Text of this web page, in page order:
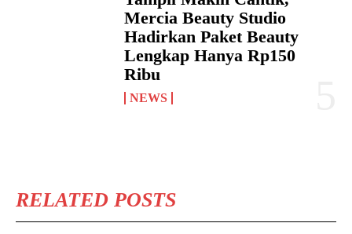
Mercia Beauty Studio
Hadirkan Paket Beauty
Lengkap Hanya Rp150
Ribu
NEWS
RELATED POSTS